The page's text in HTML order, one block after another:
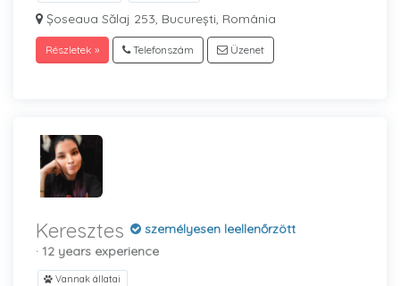
Șoseaua Sălaj 253, București, România
Részletek » Telefonszám Üzenet
Keresztes
személyesen leellenőrzött
· 12 years experience
Vannak állatai